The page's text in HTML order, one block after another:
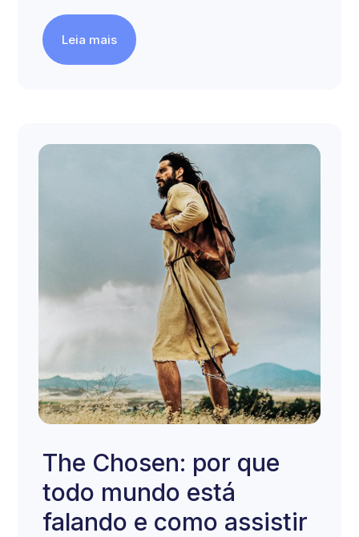
Leia mais
The Chosen: por que
todo mundo está
falando e como assistir